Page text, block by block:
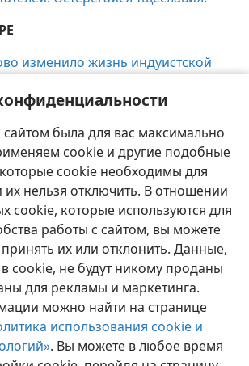
сайтом была для вас максимально
cookie и другие подобные
cookie необходимы для
их нельзя отключить. В отношении
cookie, которые используются для
работы с сайтом, вы можете
их или отклонить. Данные,
cookie, не будут никому проданы
для рекламы и маркетинга.
можно найти на странице
использования cookie и
. Вы можете в любое время
Остерегайся тщеславия!
тему. Наказывает ли Бог
в аду?
Поделиться Настройки
Tower Bible and Tract Society of Pennsylvania
Политика конфиденциальности
JW.ORG Войти